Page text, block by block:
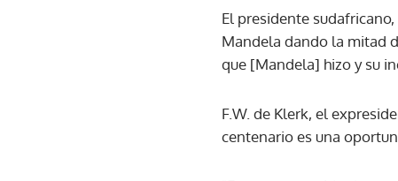
El presidente
Mandela dando la mitad
que [Mandela] hizo y su
F.W. de Klerk, el
centenario es una